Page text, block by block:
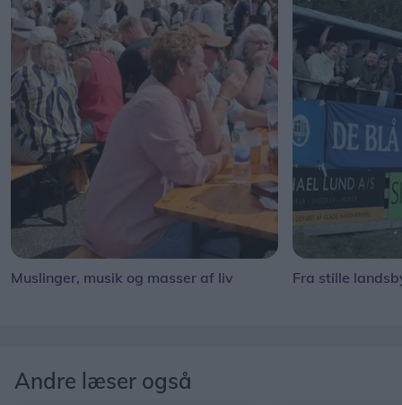
Muslinger, musik og masser af liv Fra stille
Andre læser også